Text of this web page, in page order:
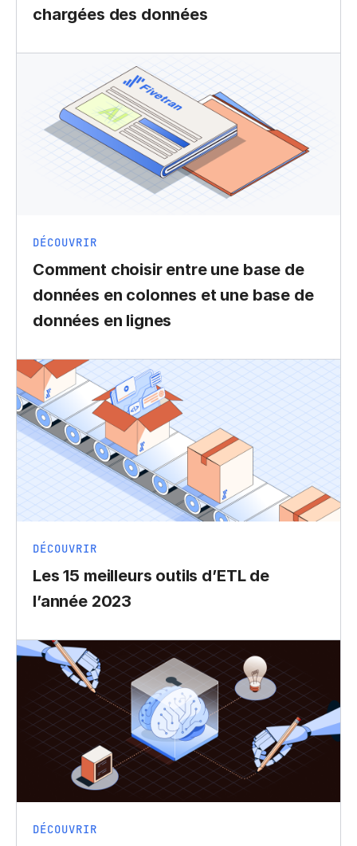
chargées des données
DÉCOUVRIR
Comment choisir entre une base de
données en colonnes et une base de
données en lignes
DÉCOUVRIR
Les 15 meilleurs outils d’ETL de
l’année 2023
DÉCOUVRIR